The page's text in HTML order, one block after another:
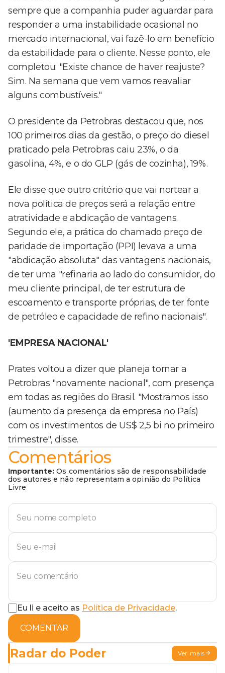
sempre que a companhia puder aguardar para
responder a uma instabilidade ocasional no
mercado internacional, vai fazê-lo em benefício
da estabilidade para o cliente. Nesse ponto, ele
completou: "Existe chance de haver reajuste?
Sim. Na semana que vem vamos reavaliar
alguns combustíveis."
O presidente da Petrobras destacou que, nos
100 primeiros dias da gestão, o preço do diesel
praticado pela Petrobras caiu 23%, o da
gasolina, 4%, e o do GLP (gás de cozinha), 19%.
Ele disse que outro critério que vai nortear a
nova política de preços será a relação entre
atratividade e abdicação de vantagens.
Segundo ele, a prática do chamado preço de
paridade de importação (PPI) levava a uma
"abdicação absoluta" das vantagens nacionais,
de ter uma "refinaria ao lado do consumidor, do
meu cliente principal, de ter estrutura de
escoamento e transporte próprias, de ter fonte
de petróleo e capacidade de refino nacionais".
'EMPRESA NACIONAL'
Prates voltou a dizer que planeja tornar a
Petrobras "novamente nacional", com presença
em todas as regiões do Brasil. "Mostramos isso
(aumento da presença da empresa no País)
com os investimentos de US$ 2,5 bi no primeiro
trimestre", disse.
Comentários
Importante: Os comentários são de responsabilidade
dos autores e não representam a opinião do Política
Livre
Eu li e aceito as Política de Privacidade.
COMENTAR
Radar do Poder Ver mais